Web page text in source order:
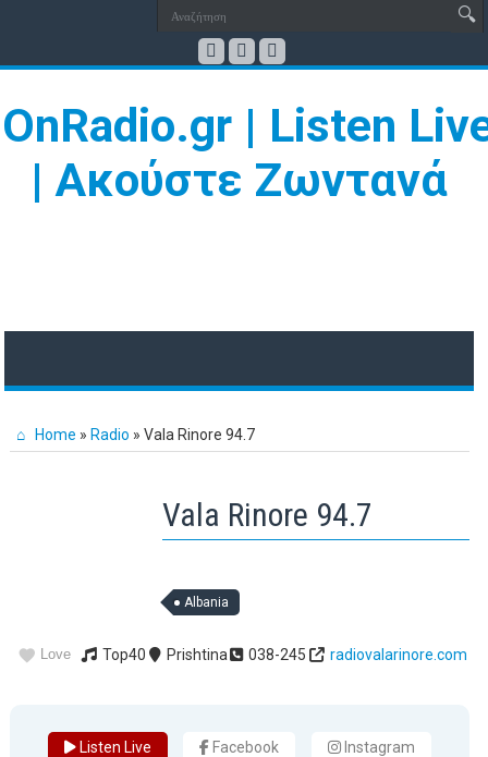
Home » Radio » Vala Rinore 94.7
Vala Rinore 94.7
Albania
Love Top40 Prishtina 038-245 radiovalarinore.com
Listen Live Facebook Instagram